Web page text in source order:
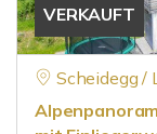
VERKAUFT
Scheidegg /